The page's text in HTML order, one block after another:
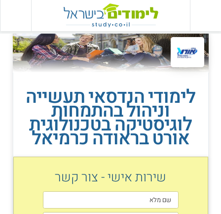
לימודי הנדסאי תעשייה
וניהול בהתמחות
לוגיסטיקה בטכנולוגית
אורט בראודה כרמיאל
שירות אישי - צור קשר